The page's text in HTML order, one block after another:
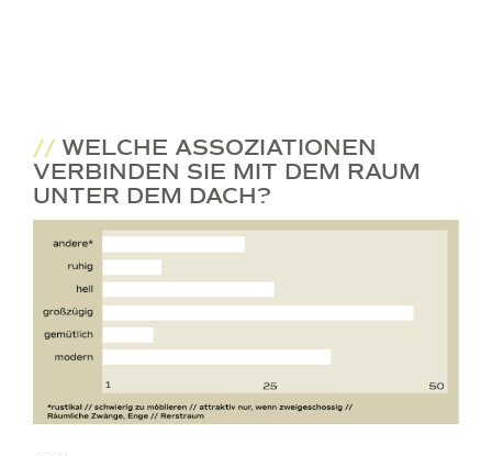
// WELCHE ASSOZIATIONEN
VERBINDEN SIE MIT DEM RAUM
UNTER DEM DACH?